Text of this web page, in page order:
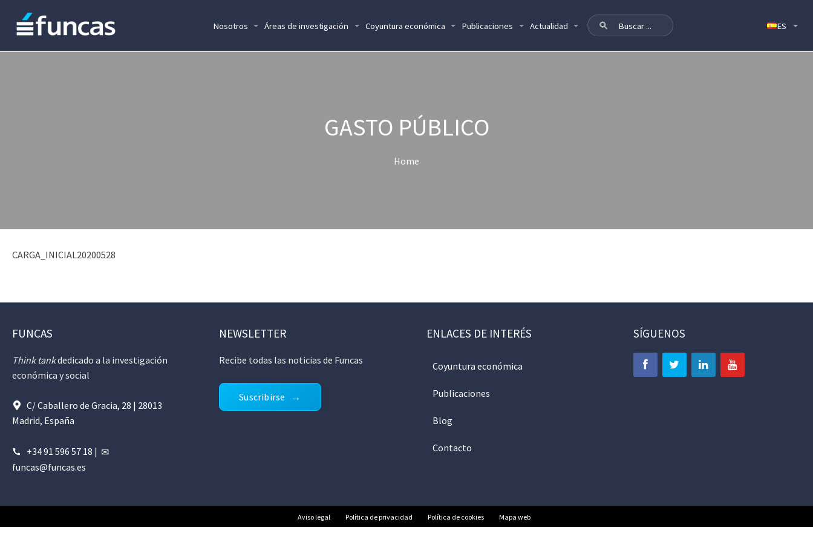
Nosotros Áreas de investigación Coyuntura económica Publicaciones Actualidad
GASTO PÚBLICO
Home
CARGA_INICIAL20200528
FUNCAS
Think tankdedicado a la investigación
económica y social
C/ Caballero de Gracia, 28 | 28013
Madrid, España
+34 91 596 57 18 |
funcas@funcas.es
NEWSLETTER
Recibe todas las noticias de Funcas
Suscribirse
ENLACES DE INTERÉS
Coyuntura económica
Publicaciones
Blog
Contacto
SÍGUENOS
Aviso legal Política de privacidad Política de cookies Mapa web